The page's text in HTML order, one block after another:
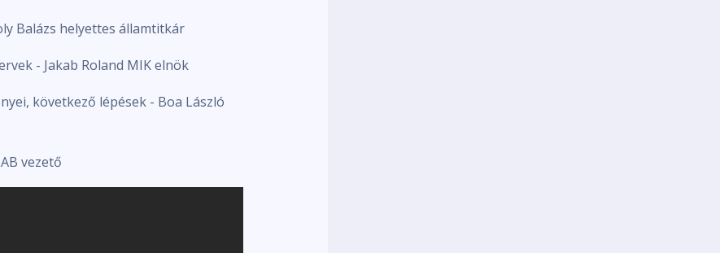
Balázs helyettes államtitkár
- Jakab Roland MIK elnök
következő lépések - Boa László
vezető